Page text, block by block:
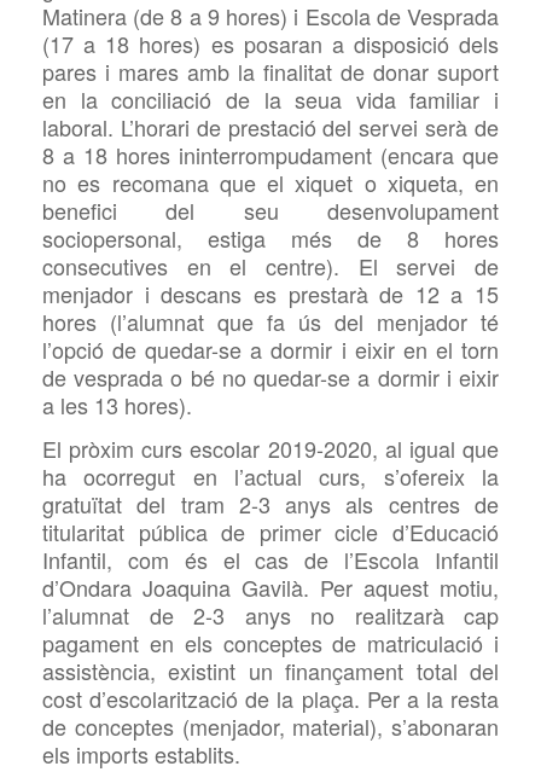
Matinera (de 8 a 9 hores) i Escola de Vesprada
(17 a 18 hores) es posaran a disposició dels
pares i mares amb la finalitat de donar suport
en la conciliació de la seua vida familiar i
laboral. L’horari de prestació del servei serà de
8 a 18 hores ininterrompudament (encara que
no es recomana que el xiquet o xiqueta, en
benefici del seu desenvolupament
sociopersonal, estiga més de 8 hores
consecutives en el centre). El servei de
menjador i descans es prestarà de 12 a 15
hores (l’alumnat que fa ús del menjador té
l’opció de quedar-se a dormir i eixir en el torn
de vesprada o bé no quedar-se a dormir i eixir
a les 13 hores).
El pròxim curs escolar 2019-2020, al igual que
ha ocorregut en l’actual curs, s’ofereix la
gratuïtat del tram 2-3 anys als centres de
titularitat pública de primer cicle d’Educació
Infantil, com és el cas de l’Escola Infantil
d’Ondara Joaquina Gavilà. Per aquest motiu,
l’alumnat de 2-3 anys no realitzarà cap
pagament en els conceptes de matriculació i
assistència, existint un finançament total del
cost d’escolarització de la plaça. Per a la resta
de conceptes (menjador, material), s’abonaran
els imports establits.